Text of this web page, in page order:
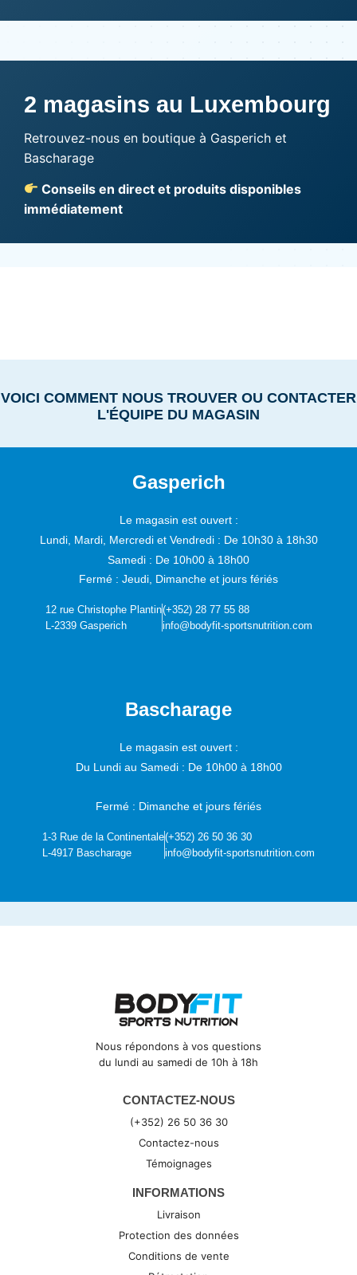
2 magasins au Luxembourg
Retrouvez-nous en boutique à Gasperich et
Bascharage
Conseils en direct et produits disponibles
immédiatement
VOICI COMMENT NOUS TROUVER OU CONTACTER
L'ÉQUIPE DU MAGASIN
Gasperich
Le magasin est ouvert :
Lundi, Mardi, Mercredi et Vendredi : De 10h30 à 18h30
Samedi : De 10h00 à 18h00
Fermé : Jeudi, Dimanche et jours fériés
12 rue Christophe Plantin
L-2339 Gasperich
(+352) 28 77 55 88
info@bodyfit-sportsnutrition.com
Bascharage
Le magasin est ouvert :
Du Lundi au Samedi : De 10h00 à 18h00
Fermé : Dimanche et jours fériés
1-3 Rue de la Continentale
L-4917 Bascharage
(+352) 26 50 36 30
info@bodyfit-sportsnutrition.com
Nous répondons à vos questions
du lundi au samedi de 10h à 18h
CONTACTEZ-NOUS
(+352) 26 50 36 30
Contactez-nous
Témoignages
INFORMATIONS
Livraison
Protection des données
Conditions de vente